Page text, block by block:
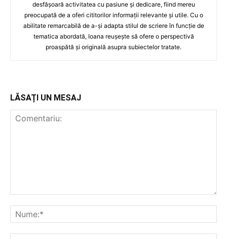
desfășoară activitatea cu pasiune și dedicare, fiind mereu
preocupată de a oferi cititorilor informații relevante și utile. Cu o
abilitate remarcabilă de a-și adapta stilul de scriere în funcție de
tematica abordată, Ioana reușește să ofere o perspectivă
proaspătă și originală asupra subiectelor tratate.
LĂSAȚI UN MESAJ